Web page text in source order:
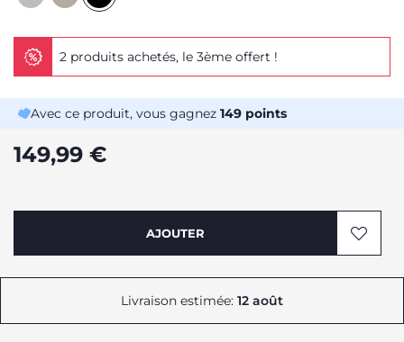
2 produits achetés, le 3ème offert !
Avec ce produit, vous gagnez 149 points
149,99 €
AJOUTER
Livraison estimée: 12 août